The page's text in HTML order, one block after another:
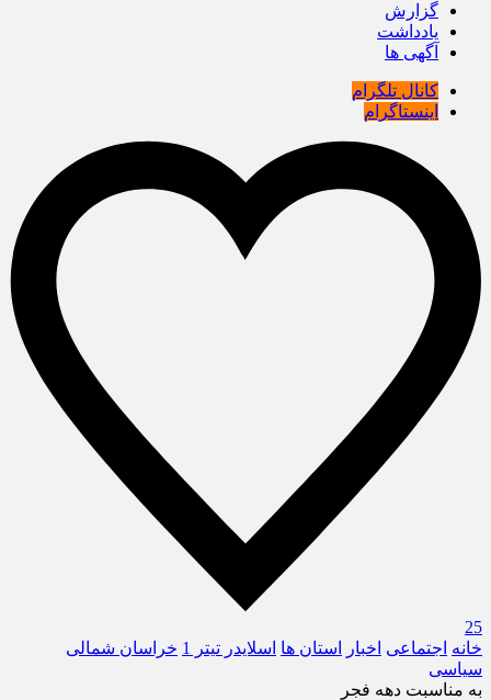
گزارش
یادداشت
آگهی ها
کانال تلگرام
اینستاگرام
25
خانه اجتماعی اخبار استان ها اسلایدر تیتر 1
خراسان شمالی
سیاسی
به مناسبت دهه فجر